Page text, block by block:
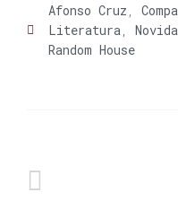
Afonso Cruz
Literatura
Random House